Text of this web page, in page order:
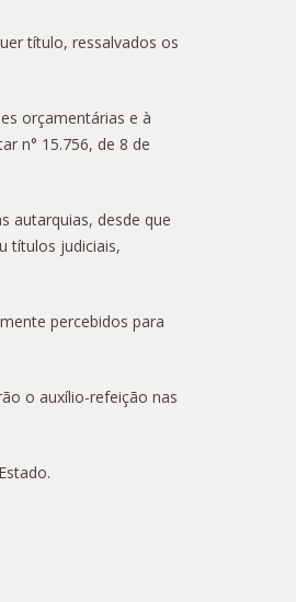
título, ressalvados os
orçamentárias e à
n° 15.756, de 8 de
autarquias, desde que
títulos judiciais,
percebidos para
o auxílio-refeição nas